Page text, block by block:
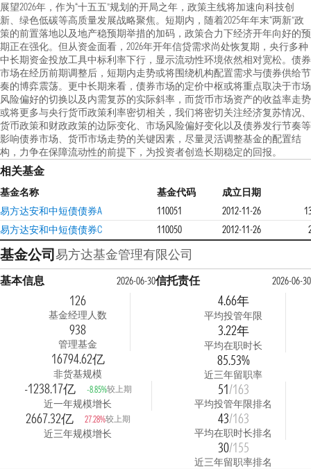
展望2026年，作为“十五五”规划的开局之年，政策主线将加速向科技创
新、绿色低碳等高质量发展战略聚焦。短期内，随着2025年年末“两新”政
策的前置落地以及地产稳预期举措的加码，政策合力下经济开年向好的预
期正在强化。但从资金面看，2026年开年信贷需求尚处恢复期，央行多种
中长期资金投放工具中标利率下行，显示流动性环境依然相对宽松。债券
市场在经历前期调整后，短期内走势或将围绕机构配置需求与债券供给节
奏的博弈震荡。更中长期来看，债券市场的定价中枢或将重点取决于市场
风险偏好的切换以及内需复苏的实际斜率，而货币市场资产的收益率走势
或将更多与央行货币政策利率密切相关，我们将密切关注经济复苏情况、
货币政策和财政政策的边际变化、市场风险偏好变化以及债券发行节奏等
影响债券市场、货币市场走势的关键因素，尽量灵活调整基金的配置结
构，力争在保障流动性的前提下，为投资者创造长期稳定的回报。
相关基金
基金名称 基金代码
成立日期
易方达安和中短债债券A
110051 2012-11-26
易方达安和中短债债券C
110050 2012-11-26
基金公司易方达基金管理有限公司
基本信息 2026-06-30
126
基金经理人数
938
管理基金
16794.62亿
非货基规模
-1238.17亿 -8.85%较上期
近一年规模增长
2667.32亿 27.28%较上期
近三年规模增长
信托责任 2026-06-30
4.66年
平均投管年限
3.22年
平均在职时长
85.53%
近三年留职率
51/163
平均投管年限排名
43/163
平均在职时长排名
30/155
近三年留职率排名